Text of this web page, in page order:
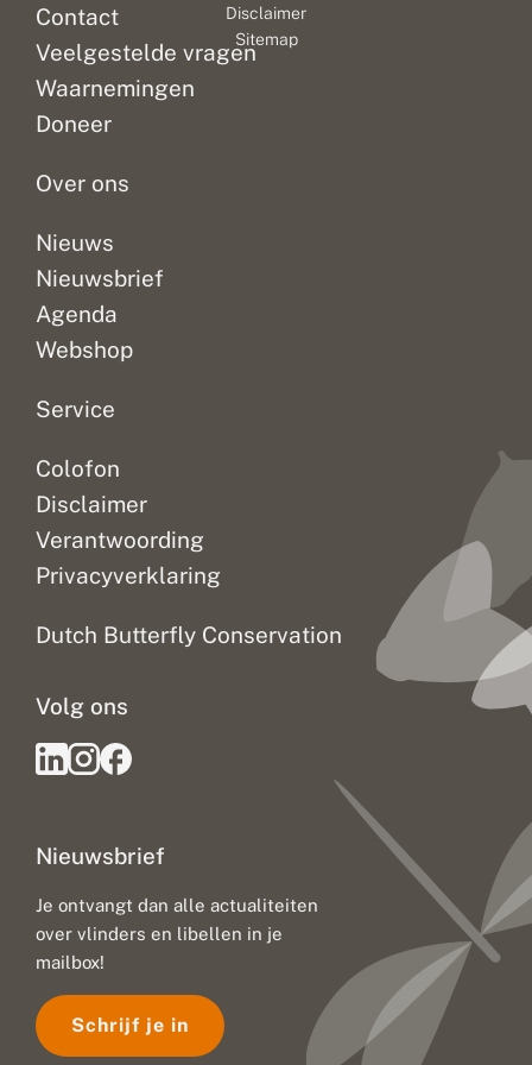
Contact
Veelgestelde vragen
Waarnemingen
Doneer
Over ons
Nieuws
Nieuwsbrief
Agenda
Webshop
Service
Colofon
Disclaimer
Verantwoording
Privacyverklaring
Dutch Butterfly Conservation
Nieuwsbrief
Je ontvangt dan alle actualiteiten
over vlinders en libellen in je
mailbox!
Schrijf je in
Volg ons
Disclaimer
Sitemap